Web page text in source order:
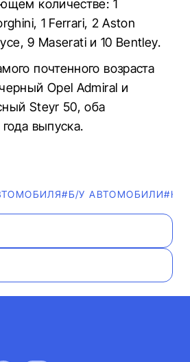
количестве: 1
1 Ferrari, 2 Aston
9 Maserati и 10 Bentley.
почтенного возраста
Opel Admiral и
Steyr 50, оба
выпуска.
#Б/У АВТОМОБИЛИ